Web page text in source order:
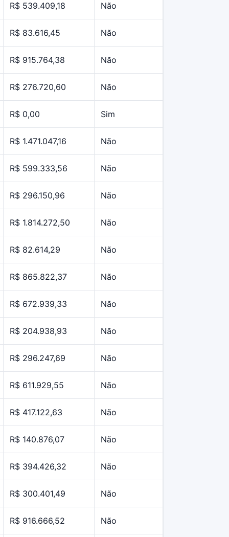
R$ 539.409,18 Não
R$ 83.616,45 Não
R$ 915.764,38 Não
R$ 276.720,60 Não
R$ 0,00 Sim
R$ 1.471.047,16 Não
R$ 599.333,56 Não
R$ 296.150,96 Não
R$ 1.814.272,50 Não
R$ 82.614,29 Não
R$ 865.822,37 Não
R$ 672.939,33 Não
R$ 204.938,93 Não
R$ 296.247,69 Não
R$ 611.929,55 Não
R$ 417.122,63 Não
R$ 140.876,07 Não
R$ 394.426,32 Não
R$ 300.401,49 Não
R$ 916.666,52 Não